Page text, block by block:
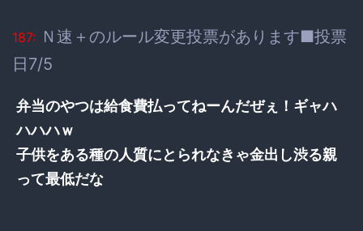
187: Ｎ速＋のルール変更投票があります■投票
日7/5
弁当のやつは給食費払ってねーんだぜぇ！ギャハ
ハハハｗ
子供をある種の人質にとられなきゃ金出し渋る親
って最低だな